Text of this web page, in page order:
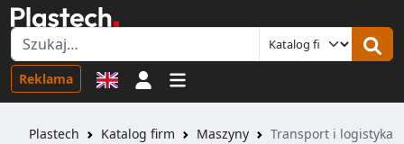
Reklama Logowanie
Plastech Katalog firm Maszyny Transport i logistyka